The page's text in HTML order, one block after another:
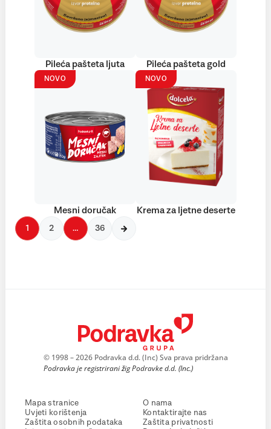
Pileća pašteta ljuta Pileća pašteta gold
NOVO
Mesni doručak
NOVO
Krema za ljetne deserte
1 2 … 36
© 1998 – 2026 Podravka d.d. (Inc) Sva prava pridržana
Podravka je registrirani žig Podravke d.d. (Inc.)
Mapa stranice
Uvjeti korištenja
Zaštita osobnih podataka
O nama
Kontaktirajte nas
Zaštita privatnosti